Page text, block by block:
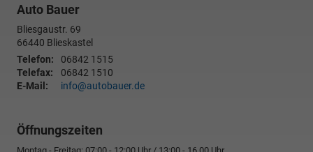
Auto Bauer
Bliesgaustr. 69
66440 Blieskastel
Telefon:
06842 1515
Telefax:
06842 1510
E-Mail:
info@autobauer.de
Öffnungszeiten